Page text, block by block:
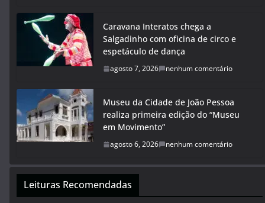
Caravana Interatos chega a
Salgadinho com oficina de circo e
espetáculo de dança
agosto 7, 2026 nenhum comentário
Museu da Cidade de João Pessoa
realiza primeira edição do “Museu
em Movimento”
agosto 6, 2026 nenhum comentário
Leituras Recomendadas